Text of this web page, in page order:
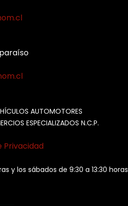
AUTOMOTORES
ESPECIALIZADOS N.C.P.
Privacidad
y los sábados de 9:30 a 13:30 horas